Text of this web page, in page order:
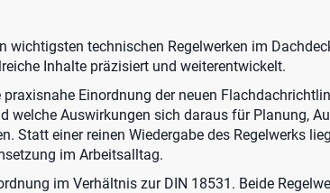
wichtigsten technischen Regelwerken im
Inhalte präzisiert und weiterentwickelt.
Einordnung der neuen
welche Auswirkungen sich daraus für Planung,
Statt einer reinen Wiedergabe des Regelwerks
im Arbeitsalltag.
im Verhältnis zur DIN 18531. Beide